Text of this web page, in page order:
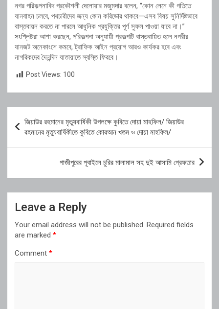
নগর পরিকল্পনাবিদ প্রকৌশলী দেলোয়ার মজুমদার বলেন, “কোন লেনে কী গতিতে
যানবাহন চলবে, পথচারীদের জন্য কোন করিডোর থাকবে—এসব বিষয় সুনির্দিষ্টভাবে
বাস্তবায়ন করতে না পারলে আধুনিক প্রযুক্তির পূর্ণ সুফল পাওয়া যাবে না।”
সংশ্লিষ্টরা আশা করছেন, পরিকল্পনা অনুযায়ী প্রকল্পটি বাস্তবায়িত হলে নগরীর
যানজট অনেকাংশে কমবে, ট্রাফিক আইন প্রয়োগ আরও কার্যকর হবে এবং
নাগরিকদের দৈনন্দিন যাতায়াতে স্বস্তি ফিরবে।
Post Views: 100
navigation
জিয়াউর রহমানের মৃত্যুবার্ষিকী উপলক্ষে কুবিতে দোয়া মাহফিল/ জিয়াউর
রহমানের মৃত্যুবার্ষিকীতে কুবিতে কোরআন খতম ও দোয়া মাহফিল/
গাজীপুরের পূবাইলে চুরির মালামাল সহ দুই আসামি গ্রেফতার
Leave a Reply
Your email address will not be published. Required fields
are marked *
Comment *